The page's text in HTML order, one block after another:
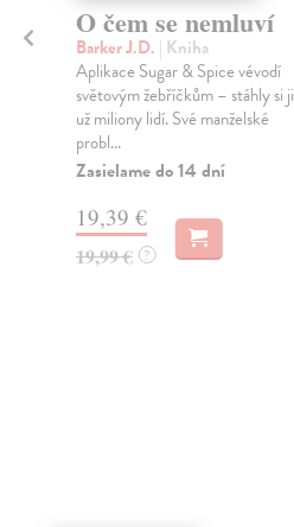
O čem se nemluví
Barker J.D. | Kniha
Aplikace Sugar & Spice vévodí
světovým žebříčkům – stáhly si ji
už miliony lidí. Své manželské
probl...
Zasielame do 14 dní
19,39 €
19,99 € ?